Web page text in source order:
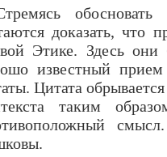
доказать, что
Этике. Здесь они
известный
Цитата
таким